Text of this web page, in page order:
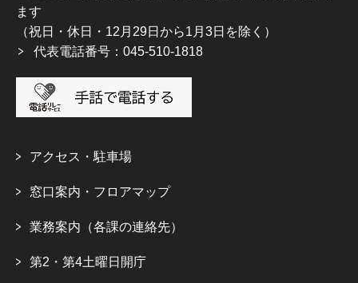
ます
（祝日・休日・12月29日から1月3日を除く）
代表電話番号：045-510-1818
アクセス・駐車場
窓口案内・フロアマップ
業務案内（各課の連絡先）
第2・第4土曜日開庁